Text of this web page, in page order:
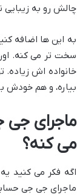
چالش رو به
به این ها اضافه
سخت تر می کنه.
خانواده اش
بیاره، و هم خودش
ماجرای
می کنه؟
اگه فکر می کنید
ماجرای جی جی